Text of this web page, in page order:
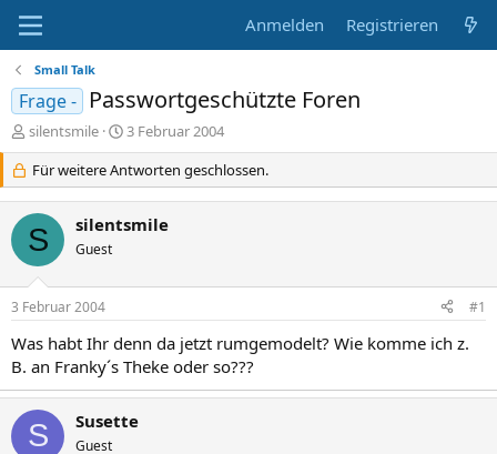
Anmelden Registrieren
Small Talk
Frage - Passwortgeschützte Foren
E
r
s
t
e
l
l
e
r
silentsmile
E
r
s
t
l
a
3 Februar 2004
Für weitere Antworten geschlossen.
S silentsmile
Guest
3 Februar 2004 #1
Was habt Ihr denn da jetzt rumgemodelt? Wie komme ich z.
B. an Franky´s Theke oder so???
S Susette
Guest